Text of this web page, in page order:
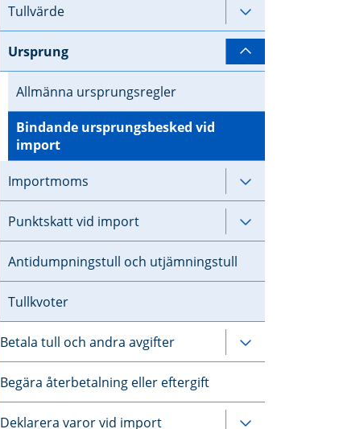
Tullvärde
Ursprung
Allmänna ursprungsregler
Bindande ursprungsbesked vid
import
Importmoms
Punktskatt vid import
Antidumpningstull och utjämningstull
Tullkvoter
Betala tull och andra avgifter
Begära återbetalning eller eftergift
Deklarera varor vid import